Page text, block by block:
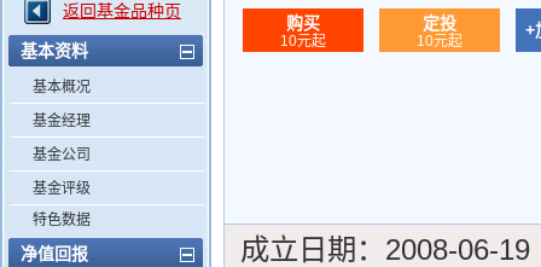
返回基金品种页
基本资料
基本概况
基金经理
基金公司
基金评级
特色数据
净值回报
购买
10元起
定投
10元起
+
成立日期： 2008-06-19